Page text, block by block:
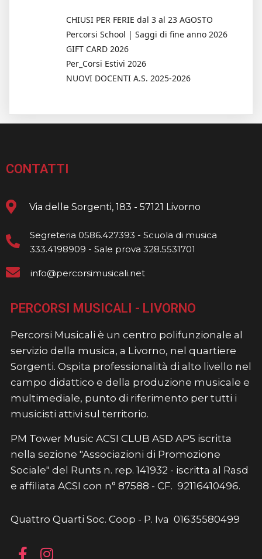
Approdano
al
Cinema"
CHIUSI PER FERIE dal 3 al 23 AGOSTO
Percorsi School | Saggi di fine anno 2026
GIFT CARD 2026
Per_Corsi Estivi 2026
NUOVI DOCENTI A.S. 2025-2026
CONTATTI
Via delle Sorgenti, 183 - 57121 Livorno
Segreteria 0586.427393 - Scuola di musica
333.4198909 - Sale prova 328.5531701
info@percorsimusicali.net
PERCORSI MUSICALI - LIVORNO
Percorsi Musicali è un centro polifunzionale al
servizio della musica, a Livorno, nel quartiere
Sorgenti. Ospita professionalità di alto livello nel
campo didattico e della produzione musicale e
multimediale, punto di riferimento per tutti i
musicisti attivi sul territorio.
PM Tower Music ACSI CLUB ASD APS iscritta
nella sezione "Associazioni di Promozione
Sociale" del Runts n. rep. 141932 - iscritta al Rasd
e affiliata ACSI con n° 87588 - CF. 92116410496.
Quattro Quarti Soc. Coop - P. Iva 01635580499